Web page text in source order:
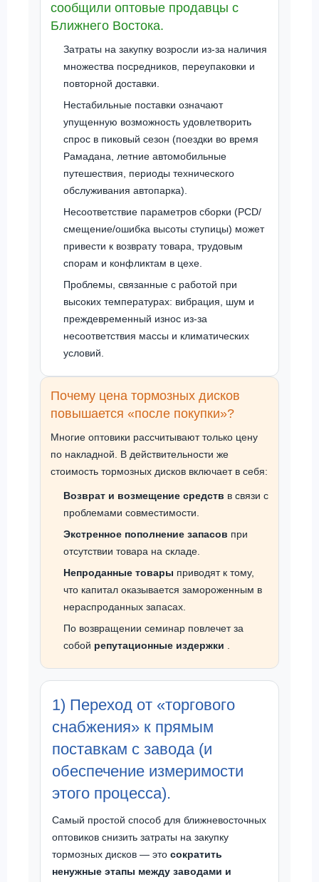
сообщили оптовые продавцы с
Ближнего Востока.
Затраты на закупку возросли из-за наличия
множества посредников, переупаковки и
повторной доставки.
Нестабильные поставки означают
упущенную возможность удовлетворить
спрос в пиковый сезон (поездки во время
Рамадана, летние автомобильные
путешествия, периоды технического
обслуживания автопарка).
Несоответствие параметров сборки (PCD/
смещение/ошибка высоты ступицы) может
привести к возврату товара, трудовым
спорам и конфликтам в цехе.
Проблемы, связанные с работой при
высоких температурах: вибрация, шум и
преждевременный износ из-за
несоответствия массы и климатических
условий.
Почему цена тормозных дисков
повышается «после покупки»?
Многие оптовики рассчитывают только цену
по накладной. В действительности же
стоимость тормозных дисков включает в себя:
Возврат и возмещение средств в связи с
проблемами совместимости.
Экстренное пополнение запасов при
отсутствии товара на складе.
Непроданные товары приводят к тому,
что капитал оказывается замороженным в
нераспроданных запасах.
По возвращении семинар повлечет за
собой репутационные издержки
1) Переход от «торгового
снабжения» к прямым
поставкам с завода (и
обеспечение измеримости
этого процесса).
Самый простой способ для ближневосточных
оптовиков снизить затраты на закупку
тормозных дисков — это сократить
ненужные этапы между заводами и